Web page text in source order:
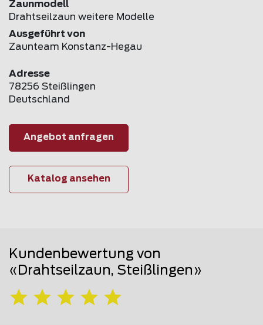
Zaunmodell
Drahtseilzaun weitere Modelle
Ausgeführt von
Zaunteam Konstanz-Hegau
Adresse
78256 Steißlingen
Deutschland
Angebot anfragen
Katalog ansehen
Kundenbewertung von
«Drahtseilzaun, Steißlingen»